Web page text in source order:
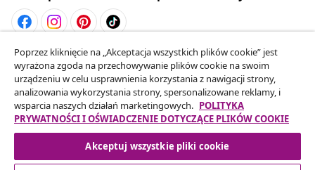
Odstąpienie od umowy
Złóż wniosek o odstąpienie od umowy dotyczącej
Twojego zamówienia.
Odstąpienie od umowy
Poprzez kliknięcie na „Akceptacja wszystkich plików cookie” jest
wyrażona zgoda na przechowywanie plików cookie na swoim
urządzeniu w celu usprawnienia korzystania z nawigacji strony,
analizowania wykorzystania strony, spersonalizowane reklamy, i
wsparcia naszych działań marketingowych. POLITYKA
PRYWATNOŚCI I OŚWIADCZENIE DOTYCZĄCE PLIKÓW COOKIE
Akceptuj wszystkie pliki cookie